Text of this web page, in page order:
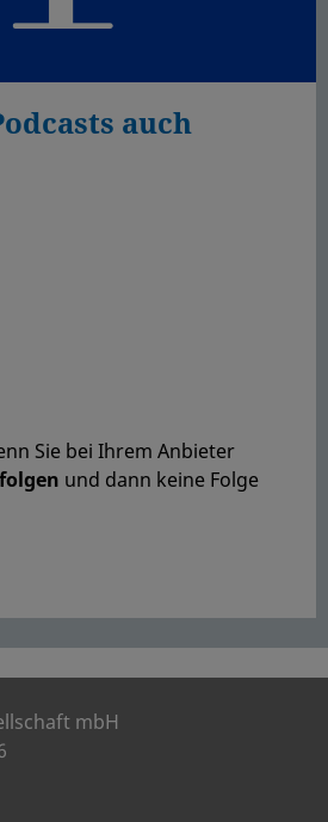
auch
Sie bei Ihrem Anbieter
und dann keine Folge
mbH